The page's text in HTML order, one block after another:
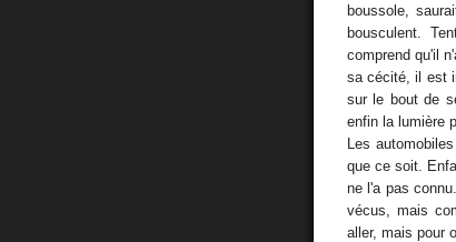
boussole,
bousculent.
comprend qu'il
sa cécité, il est
sur le bout de
enfin la lumière
Les
que ce soit.
ne l'a pas
vécus, mais
aller, mais pour